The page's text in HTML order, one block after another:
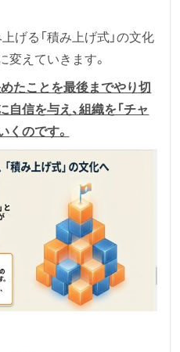
げる「積み上げ式」の文化
変えていきます。
たことを最後までやり切
自信を与え、組織を「チャ
くのです。